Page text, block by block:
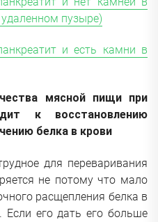
пузыре)
и есть камни в
мясной пищи при
к восстановлению
белка в крови
для переваривания
не потому что мало
расщепления белка в
Если его дать его больше